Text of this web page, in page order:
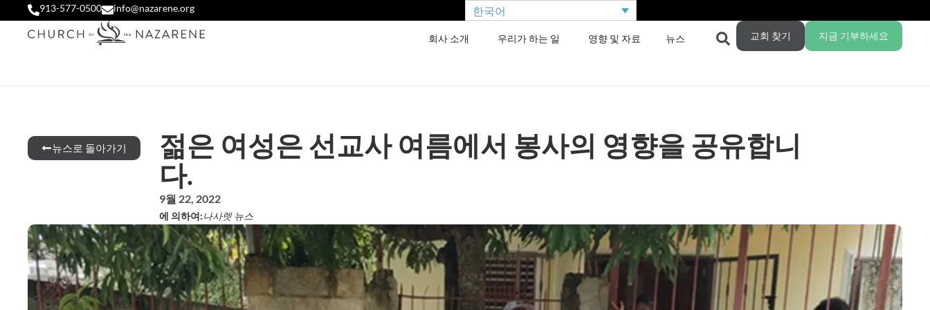
913-577-0500 info@nazarene.org 한국어
회사 소개 우리가 하는 일 영향 및 자료 뉴스 교회 찾기 지금 기부하세요
뉴스로 돌아가기
젊은 여성은 선교사 여름에서 봉사의 영향을 공유합니
다.
9월 22, 2022
에 의하여:나사렛 뉴스